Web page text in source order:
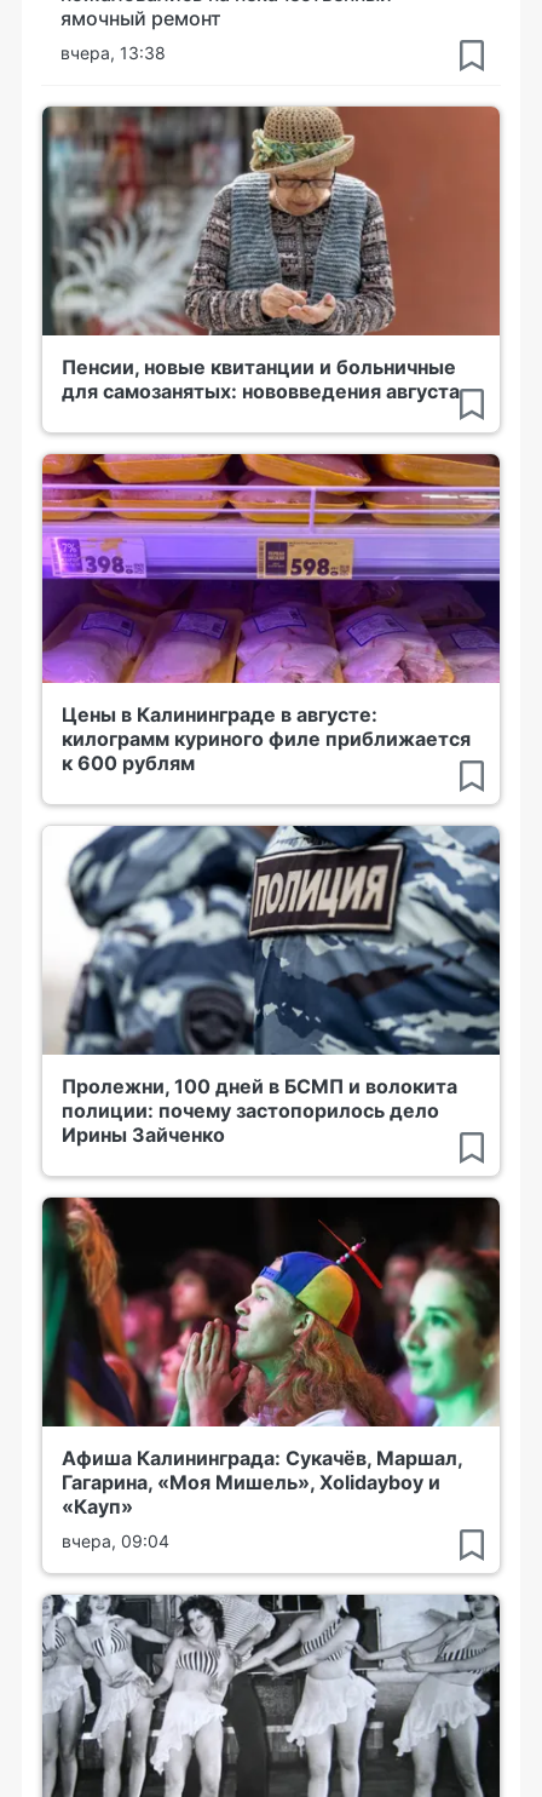
ямочный ремонт
вчера, 13:38
Пенсии, новые квитанции и больничные
для самозанятых: нововведения августа
Цены в Калининграде в августе:
килограмм куриного филе приближается
к 600 рублям
Пролежни, 100 дней в БСМП и волокита
полиции: почему застопорилось дело
Ирины Зайченко
Афиша Калининграда: Сукачёв, Маршал,
Гагарина, «Моя Мишель», Xolidayboy и
«Кауп»
вчера, 09:04